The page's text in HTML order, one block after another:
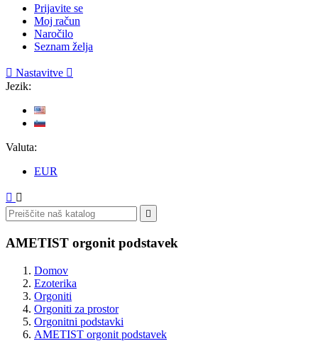
Prijavite se
Moj račun
Naročilo
Seznam želja
 Nastavitve 
Jezik:
Valuta:
EUR
 

AMETIST orgonit podstavek
Domov
Ezoterika
Orgoniti
Orgoniti za prostor
Orgonitni podstavki
AMETIST orgonit podstavek